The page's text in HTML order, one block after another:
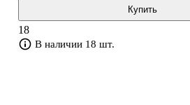
темам курса математики, доведёт до
решать текстовые и геометрические
выражения, равенства и неравенства. В
Купить
18
В наличии 18 шт.